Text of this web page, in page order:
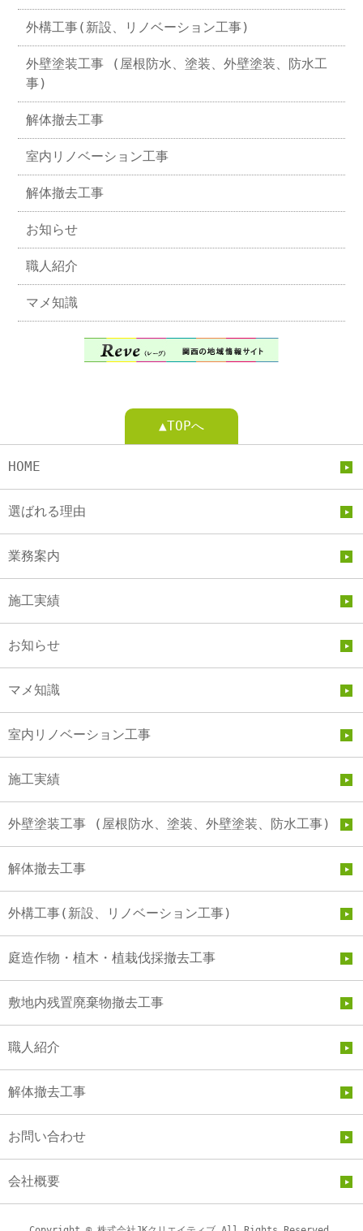
外構工事(新設、リノベーション工事)
外壁塗装工事 (屋根防水、塗装、外壁塗装、防水工
事)
解体撤去工事
室内リノベーション工事
解体撤去工事
お知らせ
職人紹介
マメ知識
▲TOPへ
HOME
選ばれる理由
業務案内
施工実績
お知らせ
マメ知識
室内リノベーション工事
施工実績
外壁塗装工事 (屋根防水、塗装、外壁塗装、防水工事)
解体撤去工事
外構工事(新設、リノベーション工事)
庭造作物・植木・植栽伐採撤去工事
敷地内残置廃棄物撤去工事
職人紹介
解体撤去工事
お問い合わせ
会社概要